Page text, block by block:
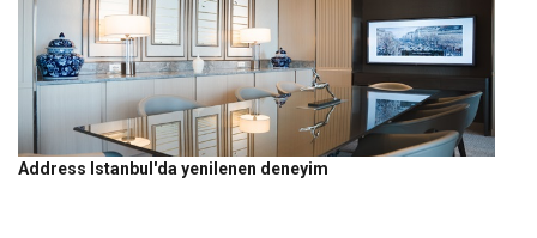
Address Istanbul'da yenilenen deneyim